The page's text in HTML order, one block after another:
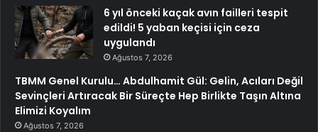
6 yıl önceki kaçak avın failleri tespit
edildi! 5 yaban keçisi için ceza
uygulandı
Ağustos 7, 2026
TBMM Genel Kurulu… Abdulhamit Gül: Gelin, Acıları Değil
Sevinçleri Artıracak Bir Süreçte Hep Birlikte Taşın Altına
Elimizi Koyalım
Ağustos 7, 2026